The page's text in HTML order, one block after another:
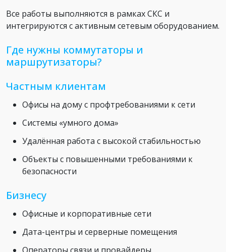
Все работы выполняются в рамках СКС и
интегрируются с активным сетевым оборудованием.
Где нужны коммутаторы и
маршрутизаторы?
Частным клиентам
Офисы на дому с профтребованиями к сети
Системы «умного дома»
Удалённая работа с высокой стабильностью
Объекты с повышенными требованиями к
безопасности
Бизнесу
Офисные и корпоративные сети
Дата-центры и серверные помещения